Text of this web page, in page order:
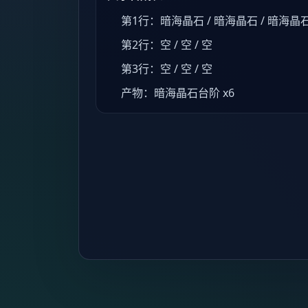
第1行：暗海晶石 / 暗海晶石 / 暗海晶
第2行：空 / 空 / 空
第3行：空 / 空 / 空
产物：暗海晶石台阶 x6